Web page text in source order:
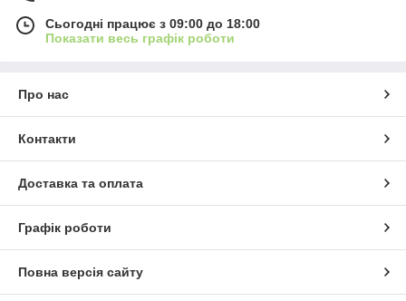
Сьогодні працює з 09:00 до 18:00
Показати весь графік роботи
Про нас
Контакти
Доставка та оплата
Графік роботи
Повна версія сайту